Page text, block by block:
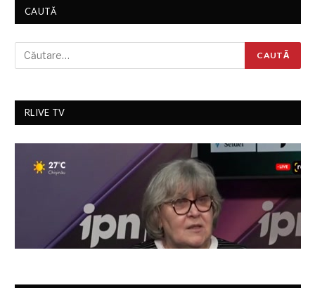
CAUTĂ
RLIVE TV